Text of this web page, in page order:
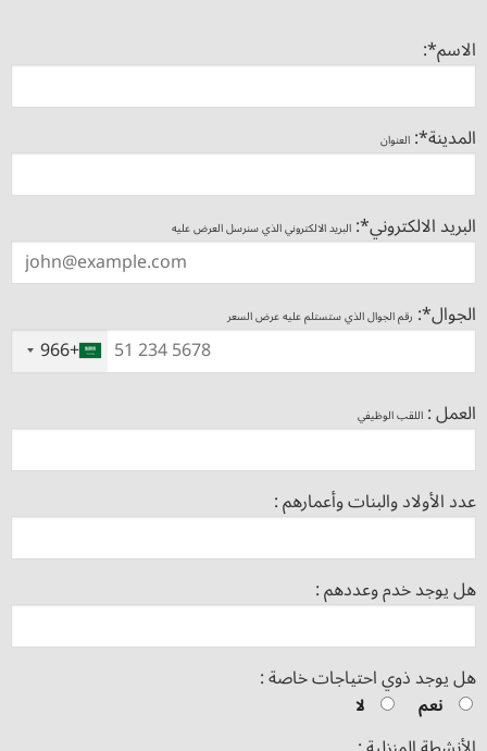
الاسم*:
المدينة*: العنوان
البريد الالكتروني*: البريد الالكتروني الذي سنرسل العرض عليه
الجوال*: رقم الجوال الذي ستستلم عليه عرض السعر
+966
العمل : اللقب الوظيفي
عدد الأولاد والبنات وأعمارهم :
هل يوجد خدم وعددهم :
هل يوجد ذوي احتياجات خاصة :
نعم لا